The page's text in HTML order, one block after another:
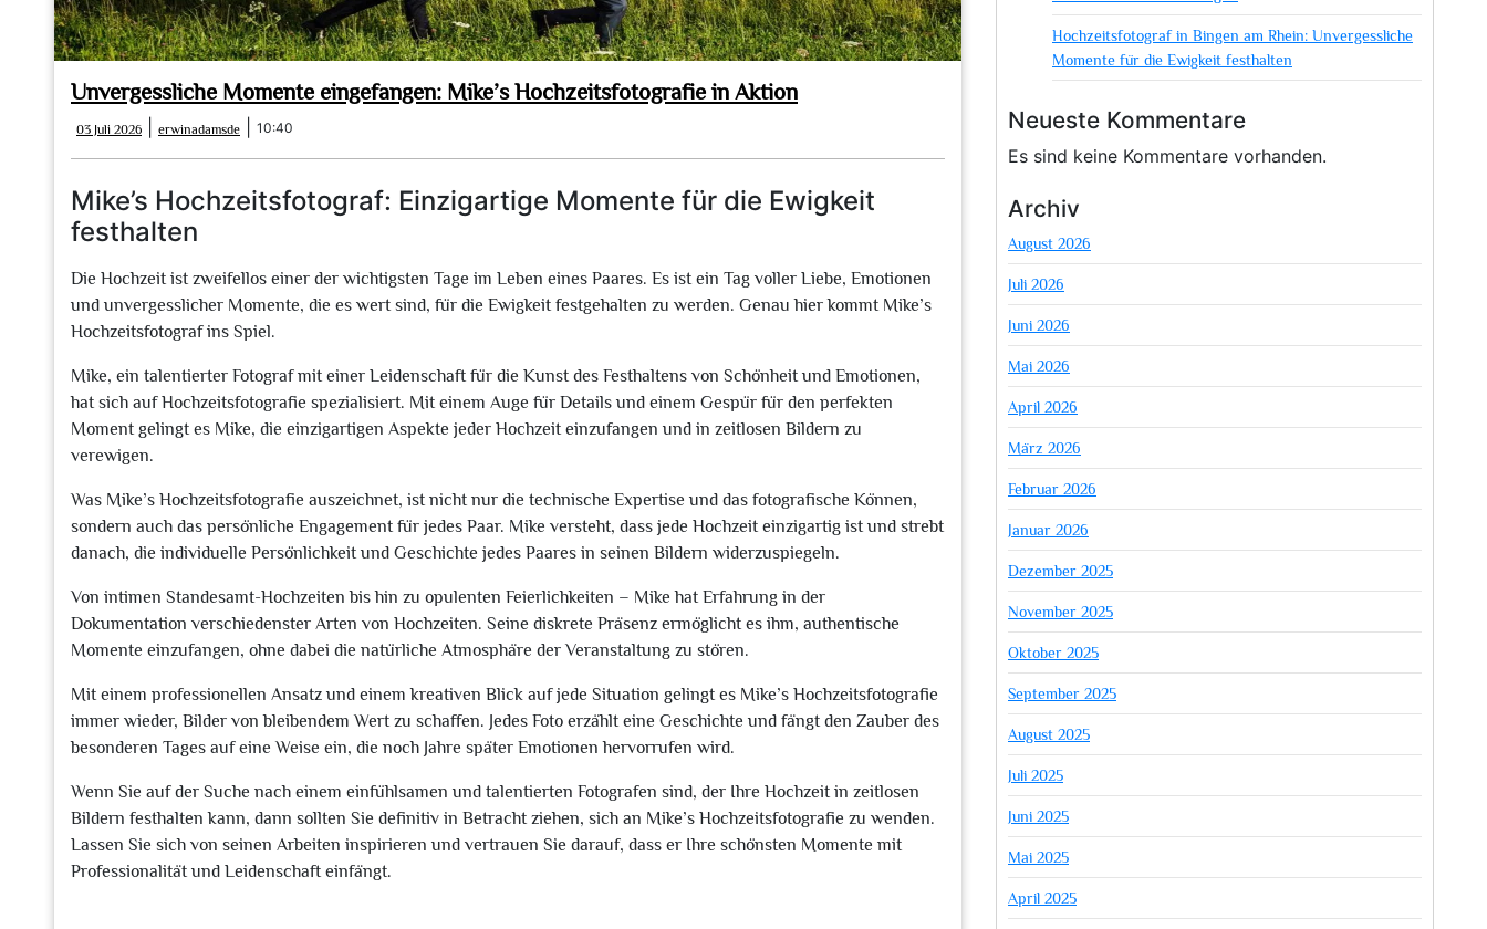
Unvergessliche Momente eingefangen: Mike’s Hochzeitsfotografie in Aktion
03 Juli 2026
Juli
2026
erwinadamsde erwinadamsde
10:40
Mike’s Hochzeitsfotograf: Einzigartige Momente für die Ewigkeit
festhalten
Die Hochzeit ist zweifellos einer der wichtigsten Tage im Leben eines Paares. Es ist ein Tag voller Liebe, Emotionen
und unvergesslicher Momente, die es wert sind, für die Ewigkeit festgehalten zu werden. Genau hier kommt Mike’s
Hochzeitsfotograf ins Spiel.
Mike, ein talentierter Fotograf mit einer Leidenschaft für die Kunst des Festhaltens von Schönheit und Emotionen,
hat sich auf Hochzeitsfotografie spezialisiert. Mit einem Auge für Details und einem Gespür für den perfekten
Moment gelingt es Mike, die einzigartigen Aspekte jeder Hochzeit einzufangen und in zeitlosen Bildern zu
verewigen.
Was Mike’s Hochzeitsfotografie auszeichnet, ist nicht nur die technische Expertise und das fotografische Können,
sondern auch das persönliche Engagement für jedes Paar. Mike versteht, dass jede Hochzeit einzigartig ist und strebt
danach, die individuelle Persönlichkeit und Geschichte jedes Paares in seinen Bildern widerzuspiegeln.
Von intimen Standesamt-Hochzeiten bis hin zu opulenten Feierlichkeiten – Mike hat Erfahrung in der
Dokumentation verschiedenster Arten von Hochzeiten. Seine diskrete Präsenz ermöglicht es ihm, authentische
Momente einzufangen, ohne dabei die natürliche Atmosphäre der Veranstaltung zu stören.
Mit einem professionellen Ansatz und einem kreativen Blick auf jede Situation gelingt es Mike’s Hochzeitsfotografie
immer wieder, Bilder von bleibendem Wert zu schaffen. Jedes Foto erzählt eine Geschichte und fängt den Zauber des
besonderen Tages auf eine Weise ein, die noch Jahre später Emotionen hervorrufen wird.
Wenn Sie auf der Suche nach einem einfühlsamen und talentierten Fotografen sind, der Ihre Hochzeit in zeitlosen
Bildern festhalten kann, dann sollten Sie definitiv in Betracht ziehen, sich an Mike’s Hochzeitsfotografie zu wenden.
Lassen Sie sich von seinen Arbeiten inspirieren und vertrauen Sie darauf, dass er Ihre schönsten Momente mit
Professionalität und Leidenschaft einfängt.
Hochzeitsfotograf in Bingen am Rhein: Unvergessliche
Momente für die Ewigkeit festhalten
Neueste Kommentare
Es sind keine Kommentare vorhanden.
Archiv
August 2026
Juli 2026
Juni 2026
Mai 2026
April 2026
März 2026
Februar 2026
Januar 2026
Dezember 2025
November 2025
Oktober 2025
September 2025
August 2025
Juli 2025
Juni 2025
Mai 2025
April 2025